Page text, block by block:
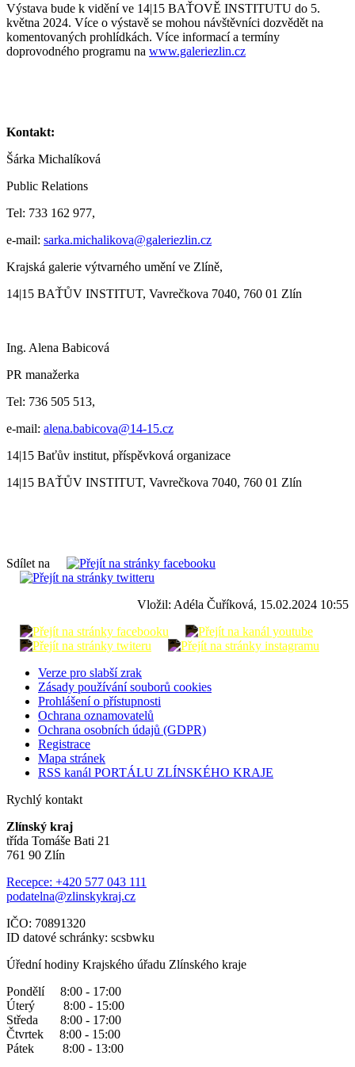
Výstava bude k vidění ve 14|15 BAŤOVĚ INSTITUTU do 5.
května 2024. Více o výstavě se mohou návštěvníci dozvědět na
komentovaných prohlídkách. Více informací a termíny
doprovodného programu na www.galeriezlin.cz
Kontakt:
Šárka Michalíková
Public Relations
Tel: 733 162 977,
e-mail: sarka.michalikova@galeriezlin.cz
Krajská galerie výtvarného umění ve Zlíně,
14|15 BAŤŮV INSTITUT, Vavrečkova 7040, 760 01 Zlín
Ing. Alena Babicová
PR manažerka
Tel: 736 505 513,
e-mail: alena.babicova@14-15.cz
14|15 Baťův institut, příspěvková organizace
14|15 BAŤŮV INSTITUT, Vavrečkova 7040, 760 01 Zlín
Sdílet na
Vložil: Adéla Čuříková, 15.02.2024 10:55
Verze pro slabší zrak
Zásady používání souborů cookies
Prohlášení o přístupnosti
Ochrana oznamovatelů
Ochrana osobních údajů (GDPR)
Registrace
Mapa stránek
RSS kanál PORTÁLU ZLÍNSKÉHO KRAJE
Rychlý kontakt
Zlínský kraj
třída Tomáše Bati 21
761 90 Zlín
Recepce: +420 577 043 111
podatelna@zlinskykraj.cz
IČO: 70891320
ID datové schránky: scsbwku
Úřední hodiny Krajského úřadu Zlínského kraje
Pondělí 8:00 - 17:00
Úterý 8:00 - 15:00
Středa 8:00 - 17:00
Čtvrtek 8:00 - 15:00
Pátek 8:00 - 13:00